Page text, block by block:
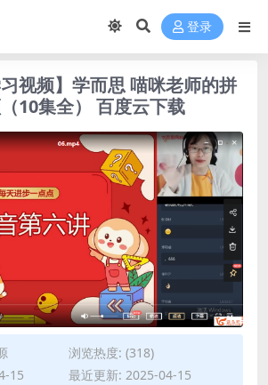
登录
习视频】学而思 喵咪老师的拼
10集全） 百度云下载
浏览热度: (318)
15
最近更新: 2025-04-15